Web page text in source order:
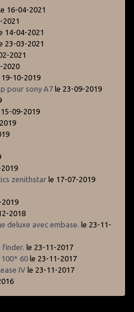
16-04-2021
2021
14-04-2021
23-03-2021
2021
2020
19-10-2019
pour sony A7 le 23-09-2019
09-2019
zenithstar le 17-07-2019
2019
2018
deluxe avec embase. le 23-11-
le 23-11-2017
60 le 23-11-2017
IV le 23-11-2017